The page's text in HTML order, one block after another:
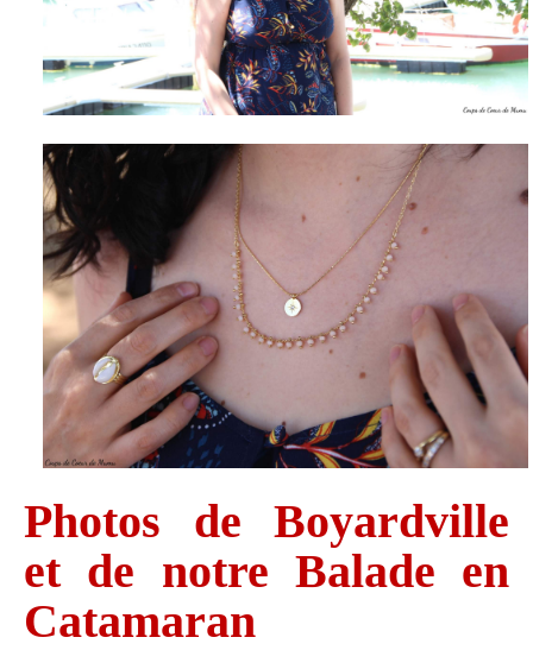
Photos de Boyardville
et de notre Balade en
Catamaran